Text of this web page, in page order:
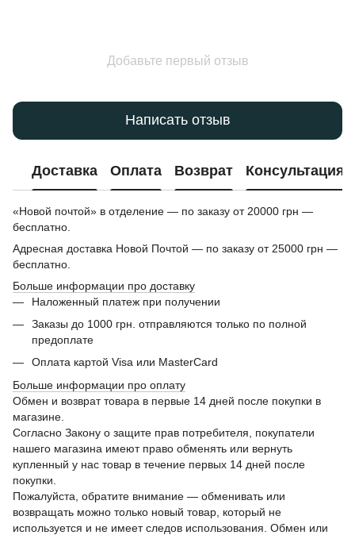
Добавьте первый отзыв
Написать отзыв
Доставка Оплата Возврат Консультация
«Новой почтой» в отделение — по заказу от 20000 грн —
бесплатно.
Адресная доставка Новой Почтой — по заказу от 25000 грн —
бесплатно.
Больше информации про доставку
Наложенный платеж при получении
Заказы до 1000 грн. отправляются только по полной
предоплате
Оплата картой Visa или MasterCard
Больше информации про оплату
Обмен и возврат товара в первые 14 дней после покупки в
магазине.
Согласно Закону о защите прав потребителя, покупатели
нашего магазина имеют право обменять или вернуть
купленный у нас товар в течение первых 14 дней после
покупки.
Пожалуйста, обратите внимание — обменивать или
возвращать можно только новый товар, который не
используется и не имеет следов использования. Обмен или